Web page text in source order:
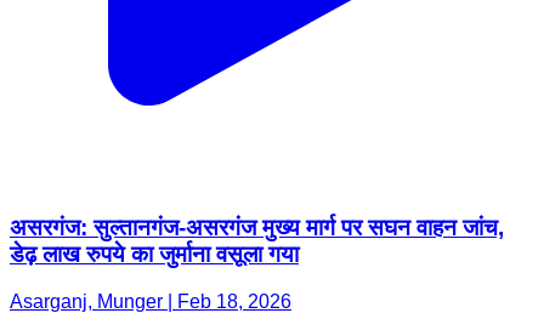
असरगंज: सुल्तानगंज-असरगंज मुख्य मार्ग पर सघन वाहन जांच,
डेढ़ लाख रुपये का जुर्माना वसूला गया
Asarganj, Munger | Feb 18, 2026